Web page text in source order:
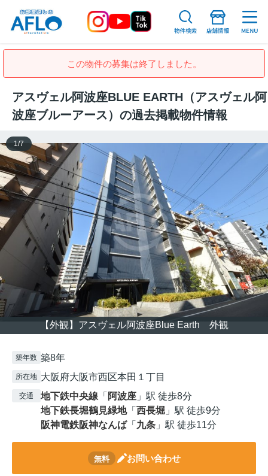
この物件の募集は終了しました。
アスヴェル阿波座BLUE EARTH（アスヴェル阿
波座ブルーアース）の過去掲載物件情報
【外観】アスヴェル阿波座Blue Earth 外観
1 /7
築年数 築8年
所在地 大阪府大阪市西区本田１丁目
交通 地下鉄中央線 「 阿波座 」駅 徒歩8分
地下鉄長堀鶴見緑地「 西長堀 」駅 徒歩9分
阪神電鉄阪神なんば「 九条 」駅 徒歩11分
無料 お問い合わせ